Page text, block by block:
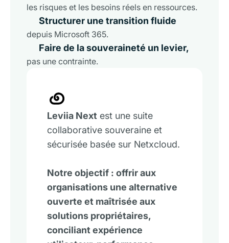
les risques et les besoins réels en ressources.
Structurer une transition fluide
depuis Microsoft 365.
Faire de la souveraineté un levier,
pas une contrainte.
Leviia Next est une suite
collaborative souveraine et
sécurisée basée sur Netxcloud.
Notre objectif : offrir aux
organisations une alternative
ouverte et maîtrisée aux
solutions propriétaires,
conciliant expérience